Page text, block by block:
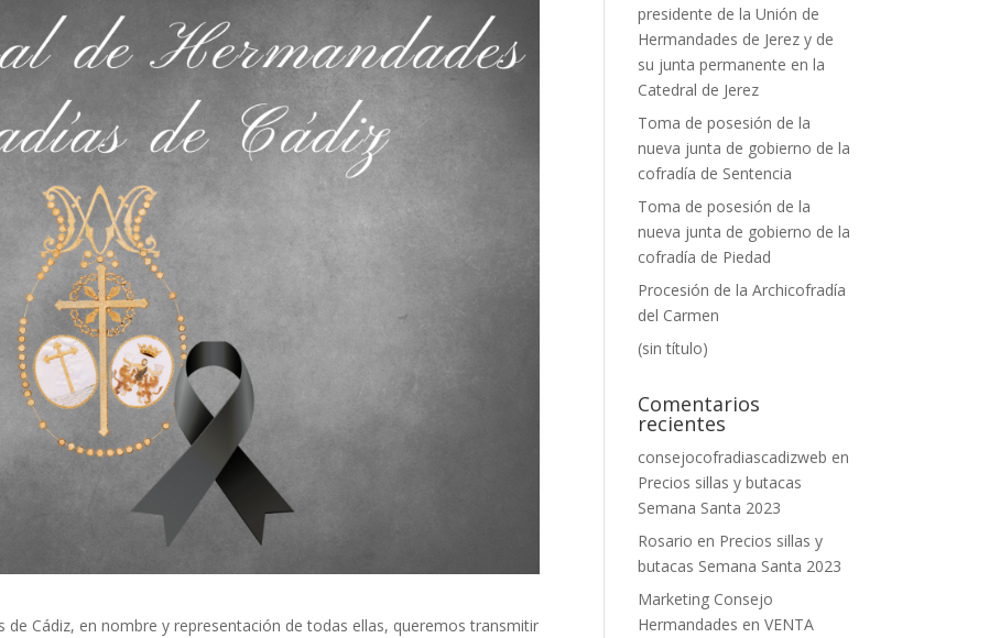
de Cádiz, en nombre y representación de todas ellas, queremos transmitir
presidente de la Unión de
Hermandades de Jerez y de
su junta permanente en la
Catedral de Jerez
Toma de posesión de la
nueva junta de gobierno de la
cofradía de Sentencia
Toma de posesión de la
nueva junta de gobierno de la
cofradía de Piedad
Procesión de la Archicofradía
del Carmen
(sin título)
Comentarios
recientes
consejocofradiascadizweb en
Precios sillas y butacas
Semana Santa 2023
Rosario en Precios sillas y
butacas Semana Santa 2023
Marketing Consejo
Hermandades enVENTA